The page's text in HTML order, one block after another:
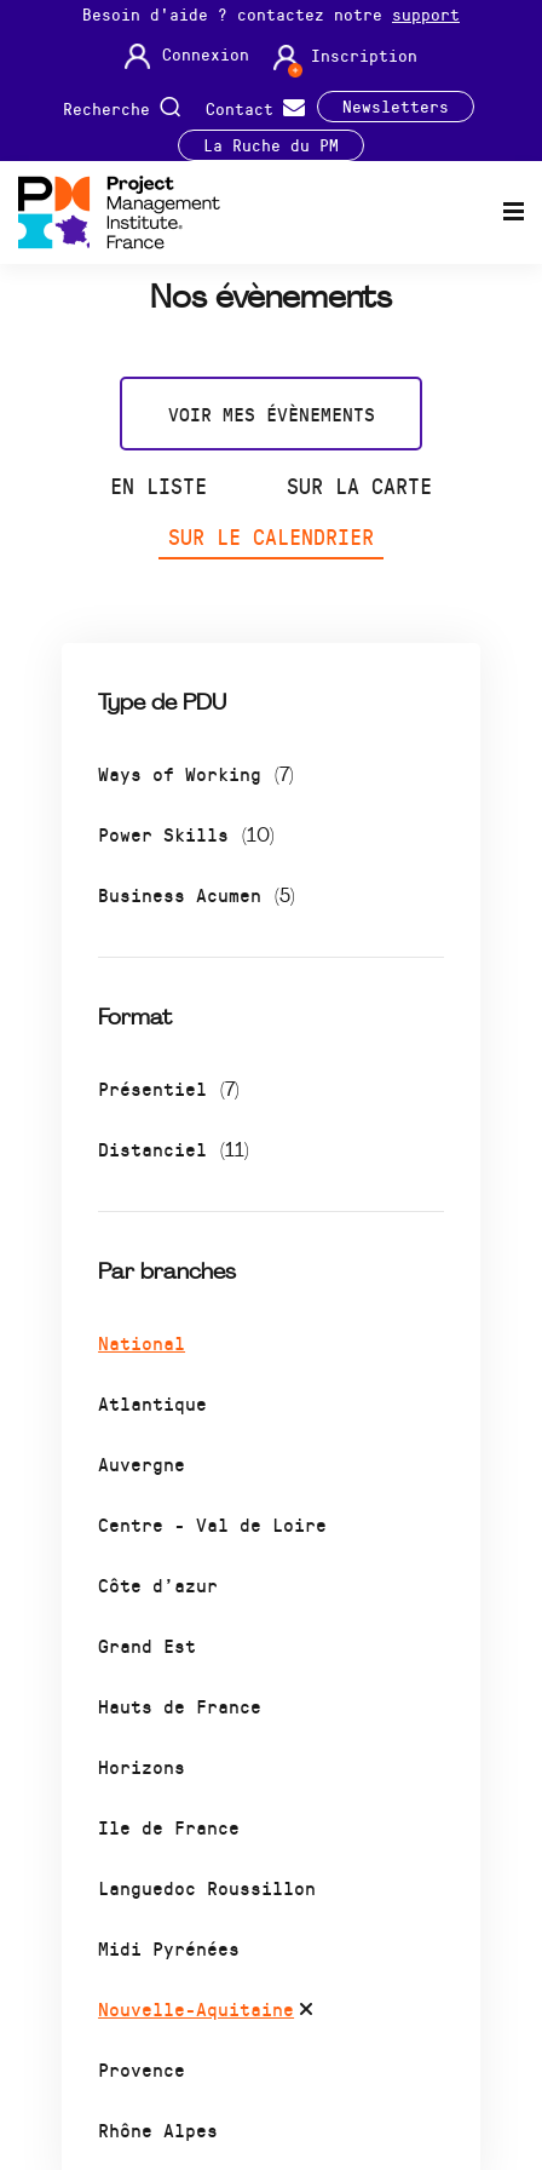
Besoin d'aide ? contactez notre support
Connexion
Inscription
Recherche Contact
Newsletters
La Ruche du PM
Nos évènements
VOIR MES ÉVÈNEMENTS
EN LISTE
SUR LA CARTE
SUR LE CALENDRIER
Type de PDU
Ways of Working (7)
Power Skills (10)
Business Acumen (5)
Format
Présentiel (7)
Distanciel (11)
Par branches
National
Atlantique
Auvergne
Centre - Val de Loire
Côte d’azur
Grand Est
Hauts de France
Horizons
Ile de France
Languedoc Roussillon
Midi Pyrénées
Nouvelle-Aquitaine
Provence
Rhône Alpes